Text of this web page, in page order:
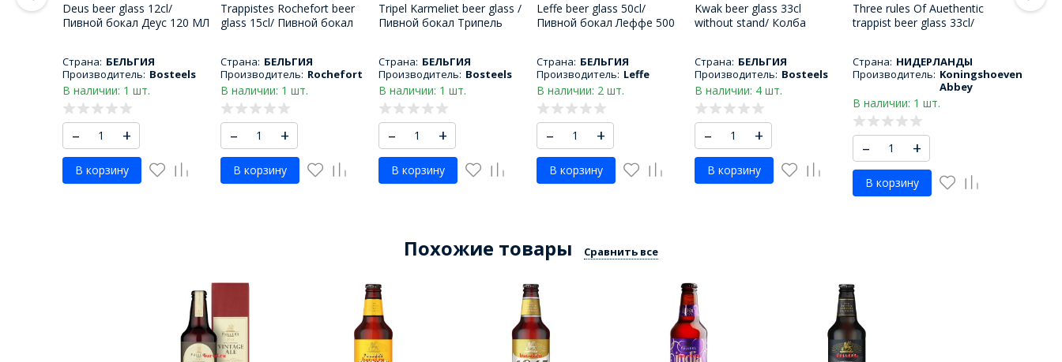
Deus beer glass 12cl/
Пивной бокал Деус 120 МЛ
Страна: БЕЛЬГИЯ
Производитель: Bosteels
В наличии: 1 шт.
– +
В корзину
Trappistes Rochefort beer
glass 15cl/ Пивной бокал
Страна: БЕЛЬГИЯ
Производитель: Rochefort
В наличии: 1 шт.
– +
В корзину
Tripel Karmeliet beer glass /
Пивной бокал Трипель
Страна: БЕЛЬГИЯ
Производитель: Bosteels
В наличии: 1 шт.
– +
В корзину
Leffe beer glass 50cl/
Пивной бокал Леффе 500
Страна: БЕЛЬГИЯ
Производитель: Leffe
В наличии: 2 шт.
– +
В корзину
Kwak beer glass 33cl
without stand/ Колба
Страна: БЕЛЬГИЯ
Производитель: Bosteels
В наличии: 4 шт.
– +
В корзину
Three rules Of Auethentic
trappist beer glass 33cl/
Страна: НИДЕРЛАНДЫ
Производитель: Koningshoeven
Abbey
В наличии: 1 шт.
– +
В корзину
Похожие товары Сравнить все